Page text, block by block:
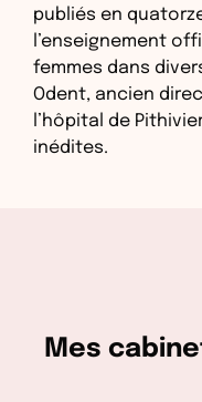
publiés en
l’enseignement
femmes dans
Odent, ancien
l’hôpital de
inédites.
Mes